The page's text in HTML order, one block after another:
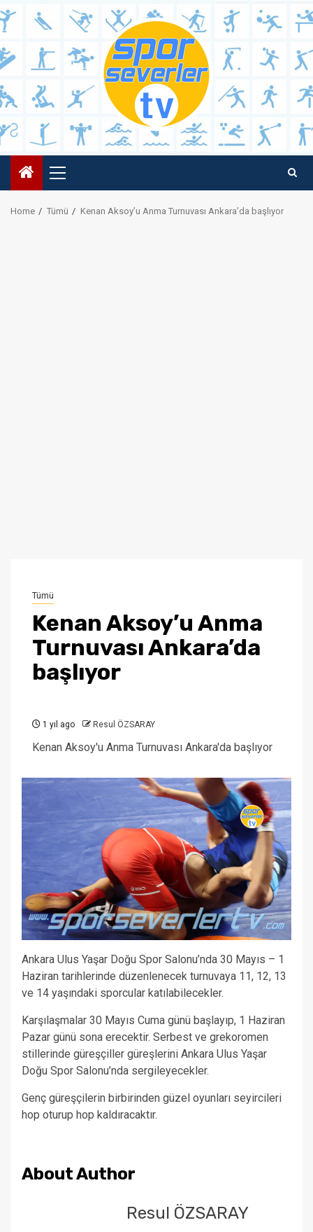
Skip
to
Primary
Menu
Home Tümü Kenan Aksoy’u Anma Turnuvası Ankara’da başlıyor
Tümü
Kenan Aksoy’u Anma
Turnuvası Ankara’da
başlıyor
1 yıl ago Resul ÖZSARAY
Kenan Aksoy'u Anma Turnuvası Ankara'da başlıyor
Ankara Ulus Yaşar Doğu Spor Salonu’nda 30 Mayıs – 1
Haziran tarihlerinde düzenlenecek turnuvaya 11, 12, 13
ve 14 yaşındaki sporcular katılabilecekler.
Karşılaşmalar 30 Mayıs Cuma günü başlayıp, 1 Haziran
Pazar günü sona erecektir. Serbest ve grekoromen
stillerinde güreşçiller güreşlerini Ankara Ulus Yaşar
Doğu Spor Salonu’nda sergileyecekler.
Genç güreşçilerin birbirinden güzel oyunları seyircileri
hop oturup hop kaldıracaktır.
About Author
Resul ÖZSARAY